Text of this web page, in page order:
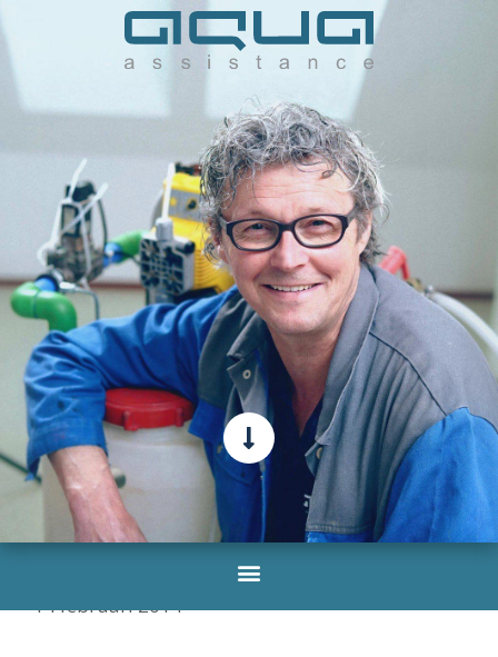
warmte wet
Hoe om te gaan met de warmtewet?
14 februari 2014